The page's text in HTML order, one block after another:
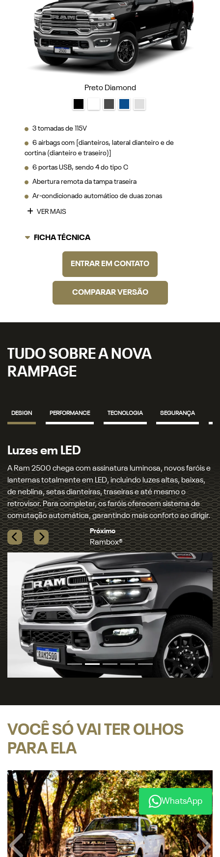
Preto Diamond
3 tomadas de 115V
6 airbags com [dianteiros, lateral dianteiro e de
cortina (dianteiro e traseiro)]
6 portas USB, sendo 4 do tipo C
Abertura remota da tampa traseira
Ar-condicionado automático de duas zonas
VER MAIS
FICHA TÉCNICA
ENTRAR EM CONTATO
COMPARAR VERSÃO
TUDO SOBRE A NOVA
RAMPAGE
DESIGN PERFORMANCE TECNOLOGIA SEGURANÇA
Luzes em LED
A Ram 2500 chega com assinatura luminosa, novos faróis e
lanternas totalmente em LED, incluindo luzes altas, baixas,
de neblina, setas dianteiras, traseiras e até mesmo o
retrovisor. Para completar, os faróis oferecem sistema de
comutação automática, garantindo mais conforto ao dirigir.
Previous Next
Próximo
Rambox®
VOCÊ SÓ VAI TER OLHOS
PARA ELA
Anterior
WhatsApp